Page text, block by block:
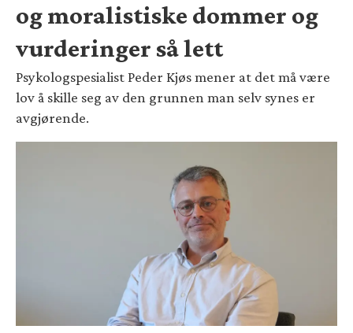
og moralistiske dommer og
vurderinger så lett
Psykologspesialist Peder Kjøs mener at det må være
lov å skille seg av den grunnen man selv synes er
avgjørende.